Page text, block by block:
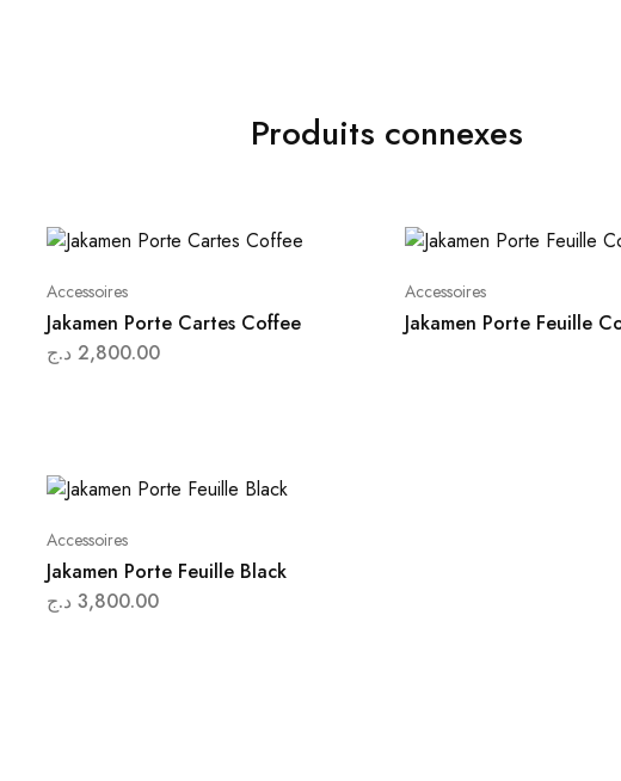
Produits connexes
Accessoires
Jakamen Porte Cartes Coffee
2,800.00 د.ج
Accessoires
Jakamen Porte Feuille
Accessoires
Jakamen Porte Feuille Black
3,800.00 د.ج